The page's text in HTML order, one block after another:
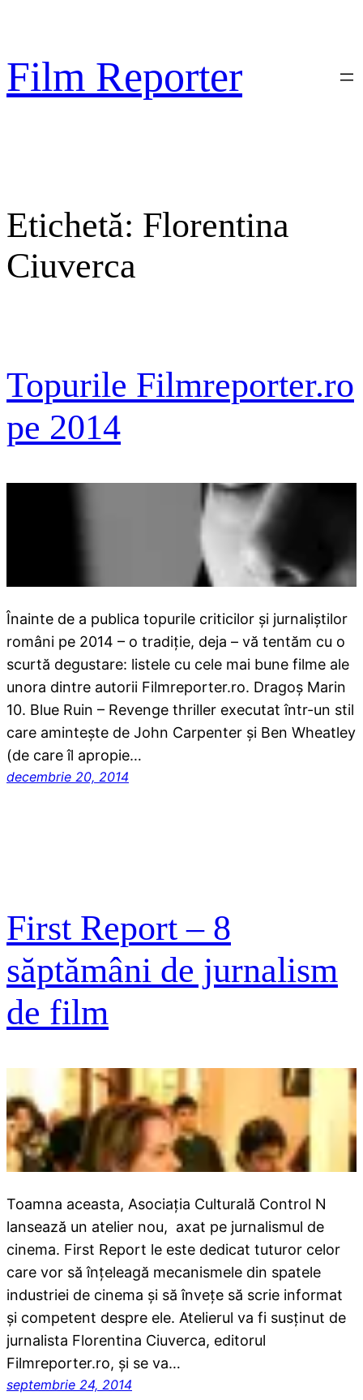
conținut
Film Reporter
Etichetă: Florentina
Ciuverca
Topurile Filmreporter.ro
pe 2014
Înainte de a publica topurile criticilor și jurnaliștilor
români pe 2014 – o tradiție, deja – vă tentăm cu o
scurtă degustare: listele cu cele mai bune filme ale
unora dintre autorii Filmreporter.ro. Dragoș Marin
10. Blue Ruin – Revenge thriller executat într-un stil
care amintește de John Carpenter și Ben Wheatley
(de care îl apropie…
decembrie 20, 2014
First Report – 8
săptămâni de jurnalism
de film
Toamna aceasta, Asociația Culturală Control N
lansează un atelier nou, axat pe jurnalismul de
cinema. First Report le este dedicat tuturor celor
care vor să înțeleagă mecanismele din spatele
industriei de cinema și să învețe să scrie informat
și competent despre ele. Atelierul va fi susținut de
jurnalista Florentina Ciuverca, editorul
Filmreporter.ro, și se va…
septembrie 24, 2014